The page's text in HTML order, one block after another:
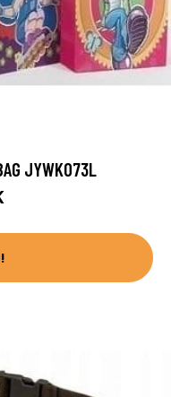
JYWK073L